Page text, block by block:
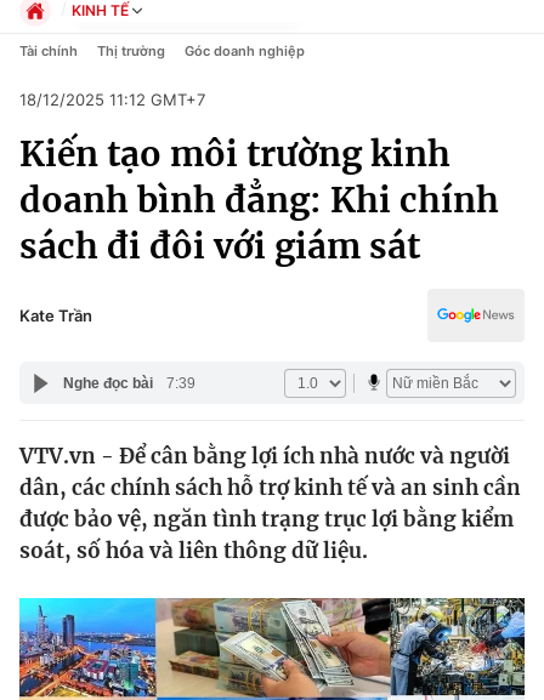
Chuyên mục
Chính trị
Xã hội
Pháp luật
Y tế
Thế giới
Tin tức
Thế giới đó đây
Câu chuyện quốc tế
Kinh tế
Thị trường
Góc doanh nghiệp
Dữ liệu và đời sống
Truyền hình
KINH TẾ
Chính trị
Pháp luật
Kinh tế
Thể thao
Truyền hình
Văn hóa - Giải trí
Tài chính Thị trường Góc doanh nghiệp
18/12/2025 11:12 GMT+7
Kiến tạo môi trường kinh
doanh bình đẳng: Khi chính
sách đi đôi với giám sát
Kate Trần
Nghe đọc bài 7:39
VTV.vn - Để cân bằng lợi ích nhà nước và người
dân, các chính sách hỗ trợ kinh tế và an sinh cần
được bảo vệ, ngăn tình trạng trục lợi bằng kiểm
soát, số hóa và liên thông dữ liệu.